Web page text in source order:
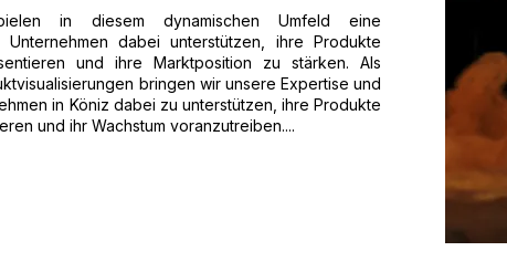
in diesem dynamischen Umfeld eine
dabei unterstützen, ihre Produkte
und ihre Marktposition zu stärken. Als
bringen wir unsere Expertise und
in Köniz dabei zu unterstützen, ihre Produkte
und ihr Wachstum voranzutreiben....